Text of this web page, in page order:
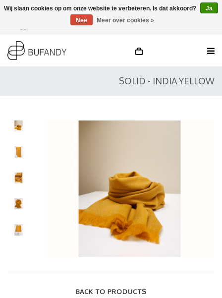
DE / EN
SOLID - INDIA YELLOW
BACK TO PRODUCTS
Wij slaan cookies op om onze website te verbeteren. Is dat akkoord?
Ja
Nee
Meer over cookies »